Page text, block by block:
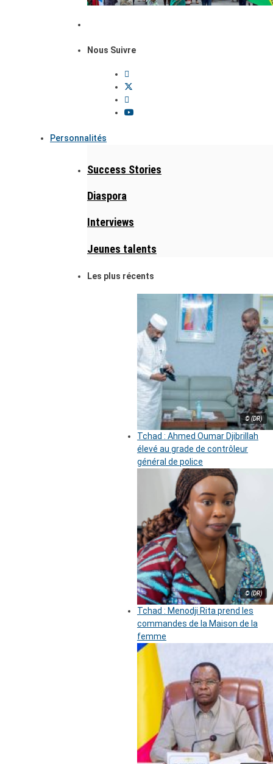
Nous Suivre
Personnalités
Success Stories
Diaspora
Interviews
Jeunes talents
Les plus récents
© (DR)
Tchad : Ahmed Oumar Djibrillah
élevé au grade de contrôleur
général de police
© (DR)
Tchad : Menodji Rita prend les
commandes de la Maison de la
femme